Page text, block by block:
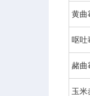
黄曲
呕吐
赭曲
玉米